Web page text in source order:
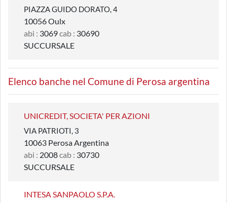
PIAZZA GUIDO DORATO, 4
10056 Oulx
abi : 3069cab : 30690
SUCCURSALE
Elenco banche nel Comune di Perosa argentina
UNICREDIT, SOCIETA' PER AZIONI
VIA PATRIOTI, 3
10063 Perosa Argentina
abi : 2008cab : 30730
SUCCURSALE
INTESA SANPAOLO S.P.A.